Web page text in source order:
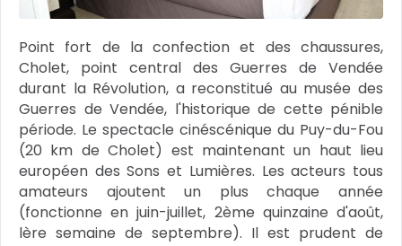
Point fort de la confection et des chaussures,
Cholet, point central des Guerres de Vendée
durant la Révolution, a reconstitué au musée des
Guerres de Vendée, l'historique de cette pénible
période. Le spectacle cinéscénique du Puy-du-Fou
(20 km de Cholet) est maintenant un haut lieu
européen des Sons et Lumières. Les acteurs tous
amateurs ajoutent un plus chaque année
(fonctionne en juin-juillet, 2ème quinzaine d'août,
lère semaine de septembre). Il est prudent de